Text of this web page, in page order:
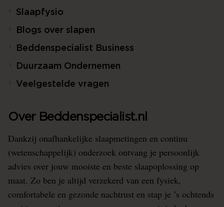
Slaapfysio
Blogs over slapen
Beddenspecialist Business
Duurzaam Ondernemen
Veelgestelde vragen
Over Beddenspecialist.nl
Dankzij onafhankelijke slaapmetingen en continu
(wetenschappelijk) onderzoek ontvang je persoonlijk
advies over jouw mooiste en beste slaapoplossing op
maat. Zo ben je altijd verzekerd van een fysiek,
comfortabele en gezonde nachtrust en stap je ’s ochtends